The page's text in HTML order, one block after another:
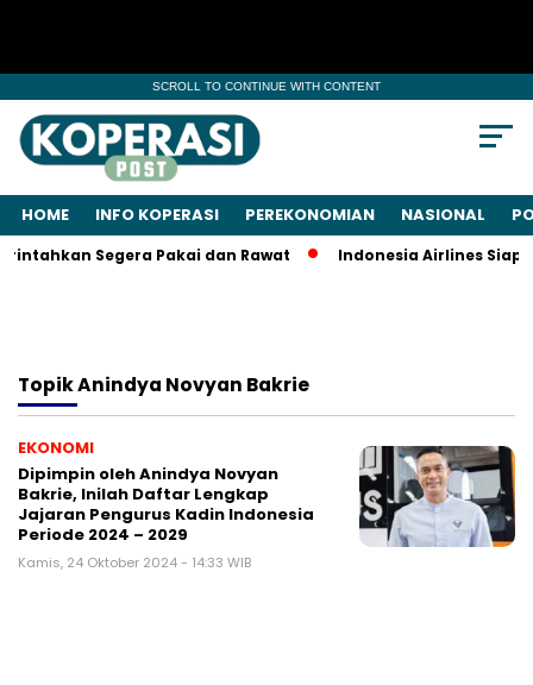
SCROLL TO CONTINUE WITH CONTENT
HOME INFO KOPERASI PEREKONOMIAN NASIONAL
Segera Pakai dan Rawat Indonesia Airlines Siap
TopikAnindya Novyan Bakrie
EKONOMI
Dipimpin oleh Anindya Novyan
Bakrie, Inilah Daftar Lengkap
Jajaran Pengurus Kadin Indonesia
Periode 2024 – 2029
Kamis, 24 Oktober 2024 - 14:33 WIB